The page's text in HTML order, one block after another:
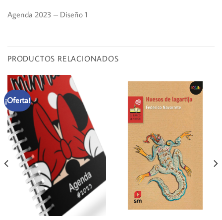
Agenda 2023 – Diseño 1
PRODUCTOS RELACIONADOS
¡Oferta!